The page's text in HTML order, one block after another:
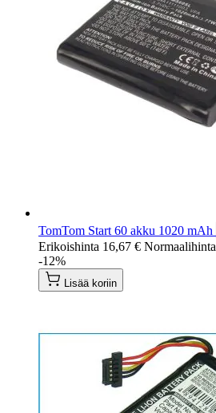
TomTom Start 60 akku 1020 mAh
Erikoishinta 16,67 € Normaalihinta
-12%
Lisää koriin